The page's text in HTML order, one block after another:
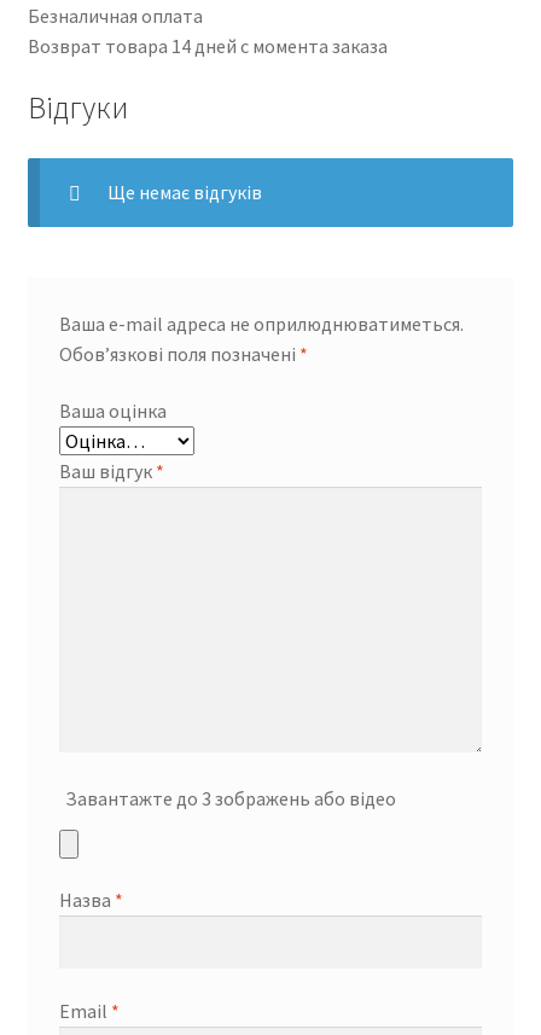
Безналичная оплата
Возврат товара 14 дней с момента заказа
Відгуки
Ще немає відгуків
Ваша e-mail адреса не оприлюднюватиметься.
Обов’язкові поля позначені *
Ваша оцінка
Ваш відгук *
Завантажте до 3 зображень або відео
Назва *
Email *